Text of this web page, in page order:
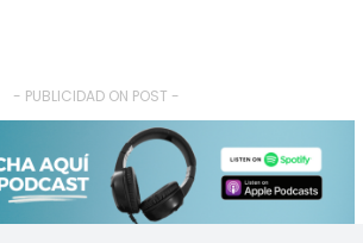
- PUBLICIDAD ON POST -